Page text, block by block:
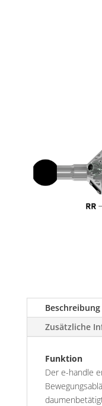
Beschreibung
Zusätzliche
Funktion
Der e-handle